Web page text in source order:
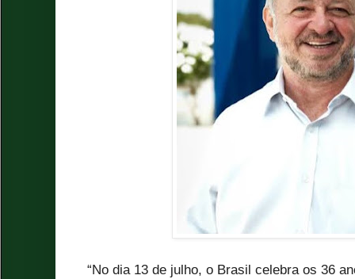
“No dia 13 de julho, o Brasil celebra os 36